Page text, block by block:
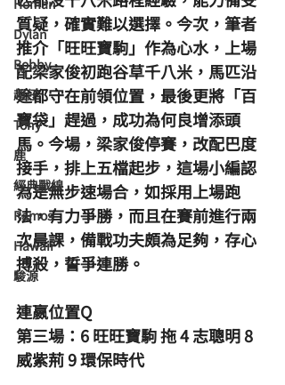
Homan
Dylan
Bobby
超仔
Tony
鹿
經典戰線
Ramos
Hawaii
駿源
質疑，確實難以選擇。今次，筆者
推介「旺旺寶駒」作為心水，上場
配梁家俊初跑谷草千八米，馬匹沿
途都守在前領位置，最後更將「百
寶袋」趕過，成功為何良增添頭
馬。今場，梁家俊停賽，改配巴度
接手，排上五檔起步，這場小編認
為是無步速場合，如採用上場跑
法，有力爭勝，而且在賽前進行兩
次晨課，備戰功夫頗為足夠，存心
搏殺，誓爭連勝。
連嬴位置Q
第三場：6 旺旺寶駒 拖 4 志聰明 8
威紫荊 9 環保時代